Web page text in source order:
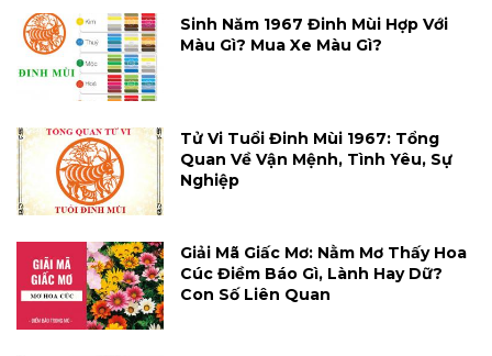
Sinh Năm 1967 Đinh Mùi Hợp Với
Màu Gì? Mua Xe Màu Gì?
Tử Vi Tuổi Đinh Mùi 1967: Tổng
Quan Về Vận Mệnh, Tình Yêu, Sự
Nghiệp
Giải Mã Giấc Mơ: Nằm Mơ Thấy Hoa
Cúc Điềm Báo Gì, Lành Hay Dữ?
Con Số Liên Quan